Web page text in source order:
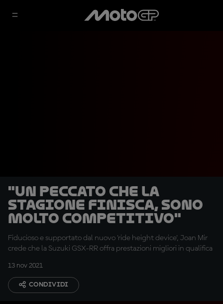
"Un peccato che la
stagione finisca, sono
molto competitivo"
Fiducioso e supportato dal nuovo 'ride height device', Joan Mir
crede che la Suzuki GSX-RR offra prestazioni migliori in qualifica
13 nov 2021
CONDIVIDI